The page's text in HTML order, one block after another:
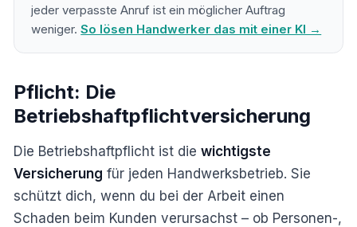
jeder verpasste Anruf ist ein möglicher Auftrag
weniger.So lösen Handwerker das mit einer KI →
Pflicht: Die
Betriebshaftpflichtversicherung
Die Betriebshaftpflicht ist die wichtigste
Versicherung für jeden Handwerksbetrieb. Sie
schützt dich, wenn du bei der Arbeit einen
Schaden beim Kunden verursachst – ob Personen-,